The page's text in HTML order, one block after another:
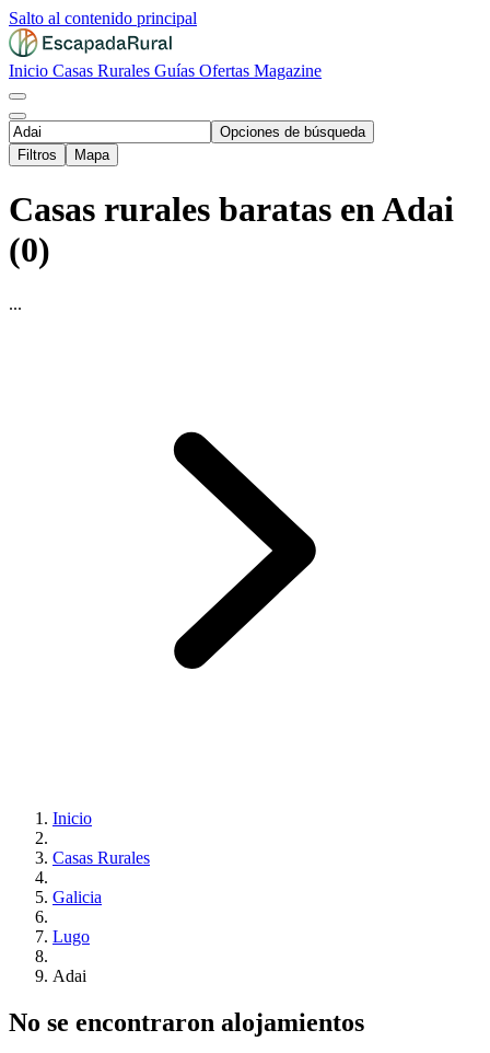
Salto al contenido principal
Inicio Casas Rurales Guías Ofertas Magazine
Opciones de búsqueda
Filtros
Mapa
Casas rurales baratas en Adai
(0)
...
Inicio
Casas Rurales
Galicia
Lugo
Adai
No se encontraron alojamientos